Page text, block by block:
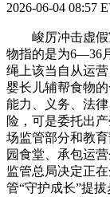
2026-06-04 08:57
峻厉冲击虚假
物指的是为6—36
绳上该当自从运
婴长儿辅帮食物
能力、义务、法
险，可是委托出
场监管部分和教
园食堂、承包运
监管总局决定正
管“守护成长”提